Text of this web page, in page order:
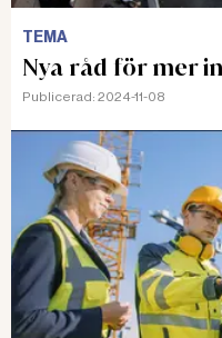
TEMA
Nya råd för mer
Publicerad: 2024-11-08